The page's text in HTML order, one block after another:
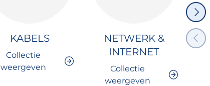
KABELS
Collectie
weergeven
NETWERK &
INTERNET
Collectie
weergeven